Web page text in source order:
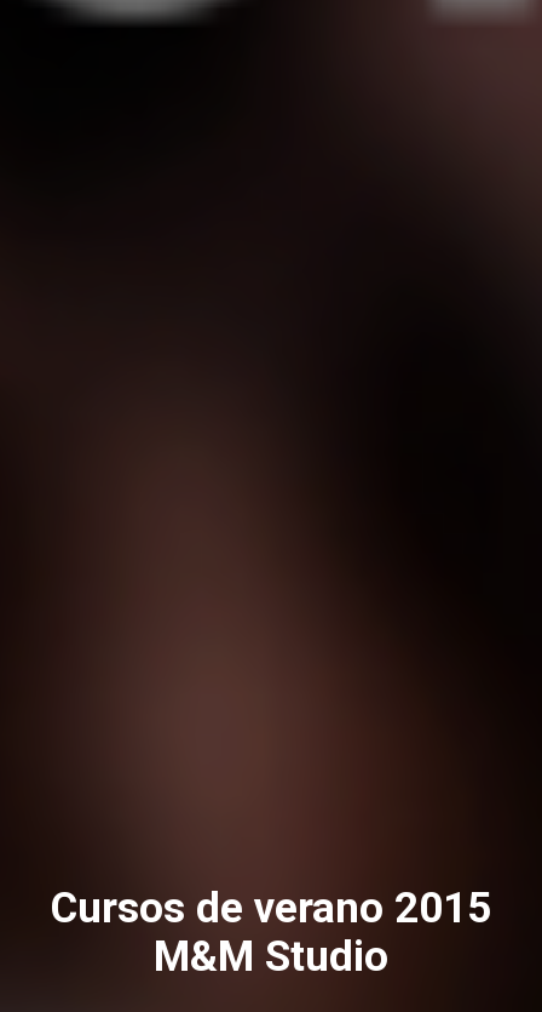
Cursos de verano 2015
M&M Studio